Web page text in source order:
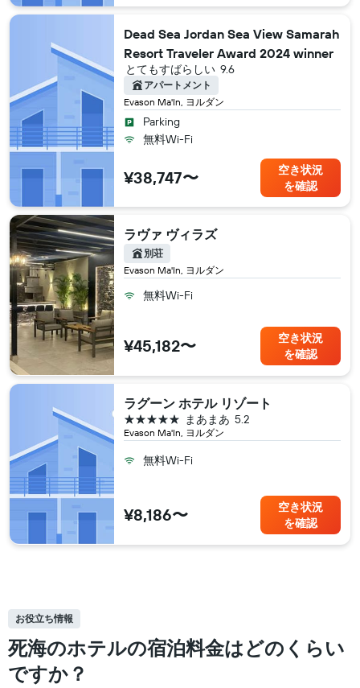
Dead Sea Jordan Sea View Samarah
Resort Traveler Award 2024 winner
Evason Ma'In, ヨルダン
9.6
とてもすばらしい
アパートメント
Parking
無料Wi-Fi
¥38,747〜
空き状況
を確認
ラヴァ ヴィラズ
Evason Ma'In, ヨルダン
別荘
無料Wi-Fi
¥45,182〜
空き状況
を確認
ラグーン ホテル リゾート
Evason Ma'In, ヨルダン
5.2
まあまあ
5つ星
無料Wi-Fi
¥8,186〜
空き状況
を確認
お役立ち情報
死海のホテルの宿泊料金はどのくらい
ですか？